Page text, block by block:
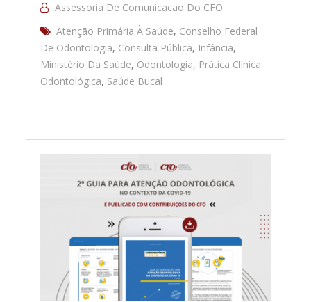
Assessoria De Comunicacao Do CFO
Atenção Primária À Saúde, Conselho Federal
De Odontologia, Consulta Pública, Infância,
Ministério Da Saúde, Odontologia, Prática Clínica
Odontológica, Saúde Bucal